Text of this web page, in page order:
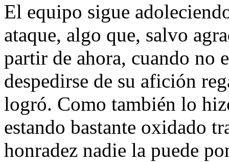
El equipo sigue
ataque, algo que, salvo
partir de ahora, cuando no
despedirse de su afición
logró. Como también lo
estando bastante oxidado
honradez nadie la puede